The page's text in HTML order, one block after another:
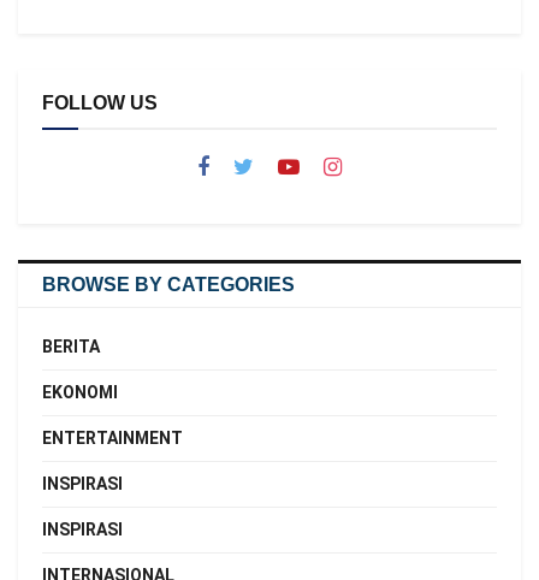
FOLLOW US
BROWSE BY CATEGORIES
BERITA
EKONOMI
ENTERTAINMENT
INSPIRASI
INSPIRASI
INTERNASIONAL